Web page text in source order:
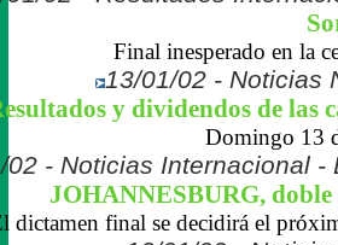
Final inesperado en la
13/01/02 - Noticias
y dividendos de las
Domingo 13
02 - Noticias Internacional -
JOHANNESBURG,
dictamen final se decidirá el